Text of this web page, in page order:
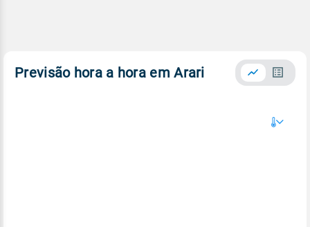
Previsão hora a hora em Arari